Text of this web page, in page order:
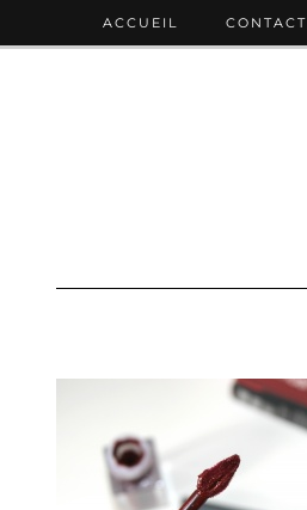
ACCUEIL CONTACT